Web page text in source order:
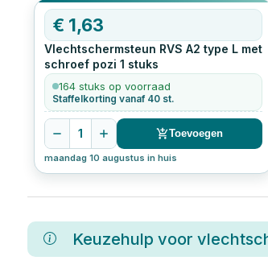
€ 1,63
Vlechtschermsteun RVS A2 type L met
schroef pozi 1 stuks
164 stuks op voorraad
Staffelkorting vanaf 40 st.
1 Toevoegen
maandag 10 augustus in huis
Keuzehulp voor